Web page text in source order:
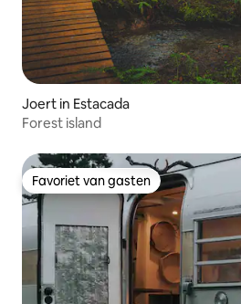
Joert in Estacada
Forest island
Favoriet van gasten
Favoriet van gasten